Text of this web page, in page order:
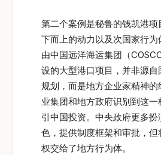
第二个案例是秘鲁的钱凯港项
下而上的动力以及次国家行为
由中国远洋海运集团（
设的大型港口项目，并非源
规划，而是地方企业家精神
业集团和地方政府识别到这一
引中国投资。中央政府更多扮
色，提供制度框架和审批，但
权交给了地方行为体。